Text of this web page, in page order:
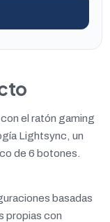
el ratón gaming
Lightsync, un
de 6 botones.
basadas
propias con